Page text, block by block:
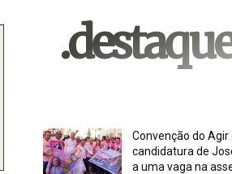
Convenção do
candidatura de
a uma vaga na